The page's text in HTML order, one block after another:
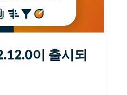
이 출시되